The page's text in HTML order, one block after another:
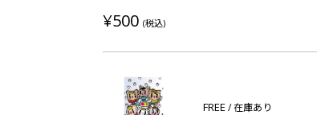
¥500 (税込)
FREE / 在庫あり